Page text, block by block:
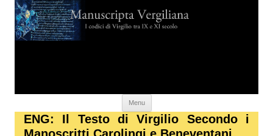
Menu
ENG: Il Testo di Virgilio Secondo i